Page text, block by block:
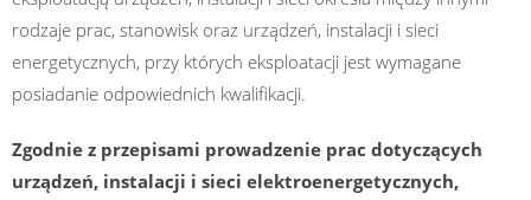
rodzaje prac, stanowisk oraz urządzeń, instalacji i sieci
energetycznych, przy których eksploatacji jest wymagane
posiadanie odpowiednich kwalifikacji.
Zgodnie z przepisami prowadzenie prac dotyczących
urządzeń, instalacji i sieci elektroenergetycznych,